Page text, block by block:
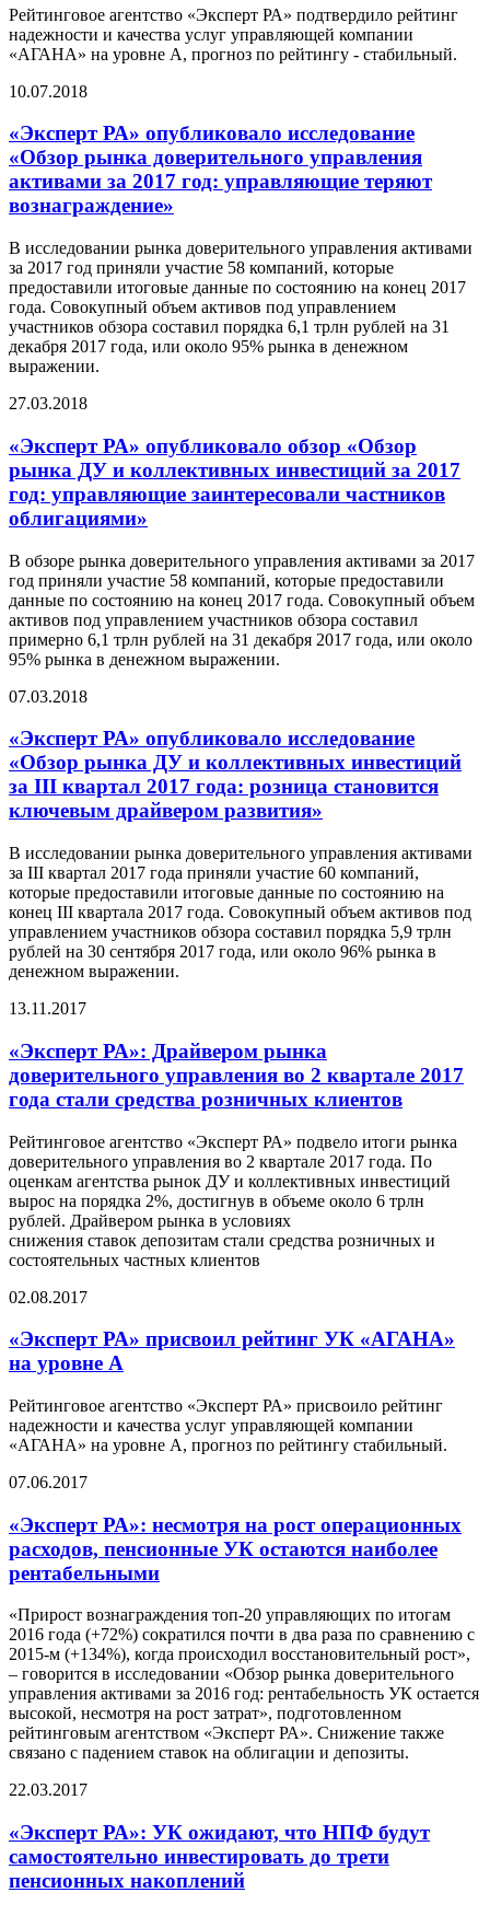
Рейтинговое агентство «Эксперт РА» подтвердило рейтинг
надежности и качества услуг управляющей компании
«АГАНА» на уровне А, прогноз по рейтингу - стабильный.
10.07.2018
«Эксперт РА» опубликовало исследование
«Обзор рынка доверительного управления
активами за 2017 год: управляющие теряют
вознаграждение»
В исследовании рынка доверительного управления активами
за 2017 год приняли участие 58 компаний, которые
предоставили итоговые данные по состоянию на конец 2017
года. Совокупный объем активов под управлением
участников обзора составил порядка 6,1 трлн рублей на 31
декабря 2017 года, или около 95% рынка в денежном
выражении.
27.03.2018
«Эксперт РА» опубликовало обзор «Обзор
рынка ДУ и коллективных инвестиций за 2017
год: управляющие заинтересовали частников
облигациями»
В обзоре рынка доверительного управления активами за 2017
год приняли участие 58 компаний, которые предоставили
данные по состоянию на конец 2017 года. Совокупный объем
активов под управлением участников обзора составил
примерно 6,1 трлн рублей на 31 декабря 2017 года, или около
95% рынка в денежном выражении.
07.03.2018
«Эксперт РА» опубликовало исследование
«Обзор рынка ДУ и коллективных инвестиций
за III квартал 2017 года: розница становится
ключевым драйвером развития»
В исследовании рынка доверительного управления активами
за III квартал 2017 года приняли участие 60 компаний,
которые предоставили итоговые данные по состоянию на
конец III квартала 2017 года. Совокупный объем активов под
управлением участников обзора составил порядка 5,9 трлн
рублей на 30 сентября 2017 года, или около 96% рынка в
денежном выражении.
13.11.2017
«Эксперт РА»: Драйвером рынка
доверительного управления во 2 квартале 2017
года стали средства розничных клиентов
Рейтинговое агентство «Эксперт РА» подвело итоги рынка
доверительного управления во 2 квартале 2017 года. По
оценкам агентства рынок ДУ и коллективных инвестиций
вырос на порядка 2%, достигнув в объеме около 6 трлн
рублей. Драйвером рынка в условиях
снижения ставок депозитам стали средства розничных и
состоятельных частных клиентов
02.08.2017
«Эксперт РА» присвоил рейтинг УК «АГАНА»
на уровне А
Рейтинговое агентство «Эксперт РА» присвоило рейтинг
надежности и качества услуг управляющей компании
«АГАНА» на уровне А, прогноз по рейтингу стабильный.
07.06.2017
«Эксперт РА»: несмотря на рост операционных
расходов, пенсионные УК остаются наиболее
рентабельными
«Прирост вознаграждения топ-20 управляющих по итогам
2016 года (+72%) сократился почти в два раза по сравнению с
2015-м (+134%), когда происходил восстановительный рост»,
– говорится в исследовании «Обзор рынка доверительного
управления активами за 2016 год: рентабельность УК остается
высокой, несмотря на рост затрат», подготовленном
рейтинговым агентством «Эксперт РА». Снижение также
связано с падением ставок на облигации и депозиты.
22.03.2017
«Эксперт РА»: УК ожидают, что НПФ будут
самостоятельно инвестировать до трети
пенсионных накоплений